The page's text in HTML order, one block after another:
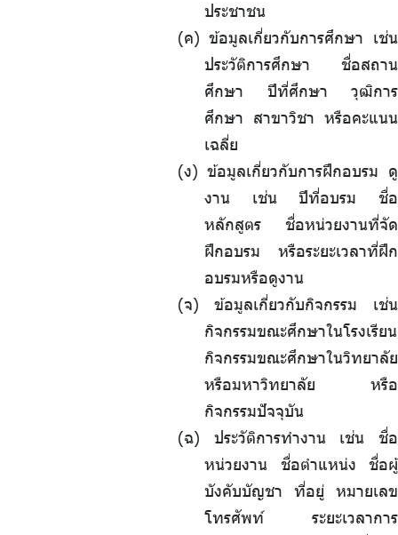
ประชาชน
(ค) ข้อมูลเกี่ยวกับการศึกษา เช่น
ประวัติการศึกษา ชื่อสถาน
ศึกษา ปีที่ศึกษา วุฒิการ
ศึกษา สาขาวิชา หรือคะแนน
เฉลี่ย
(ง) ข้อมูลเกี่ยวกับการฝึกอบรม ดู
งาน เช่น ปีที่อบรม ชื่อ
หลักสูตร ชื่อหน่วยงานที่จัด
ฝึกอบรม หรือระยะเวลาที่ฝึก
อบรมหรือดูงาน
(จ) ข้อมูลเกี่ยวกับกิจกรรม เช่น
กิจกรรมขณะศึกษาในโรงเรียน
กิจกรรมขณะศึกษาในวิทยาลัย
หรือมหาวิทยาลัย หรือ
กิจกรรมปัจจุบัน
(ฉ) ประวัติการทำงาน เช่น ชื่อ
หน่วยงาน ชื่อตำแหน่ง ชื่อผู้
บังคับบัญชา ที่อยู่ หมายเลข
โทรศัพท์ ระยะเวลาการ